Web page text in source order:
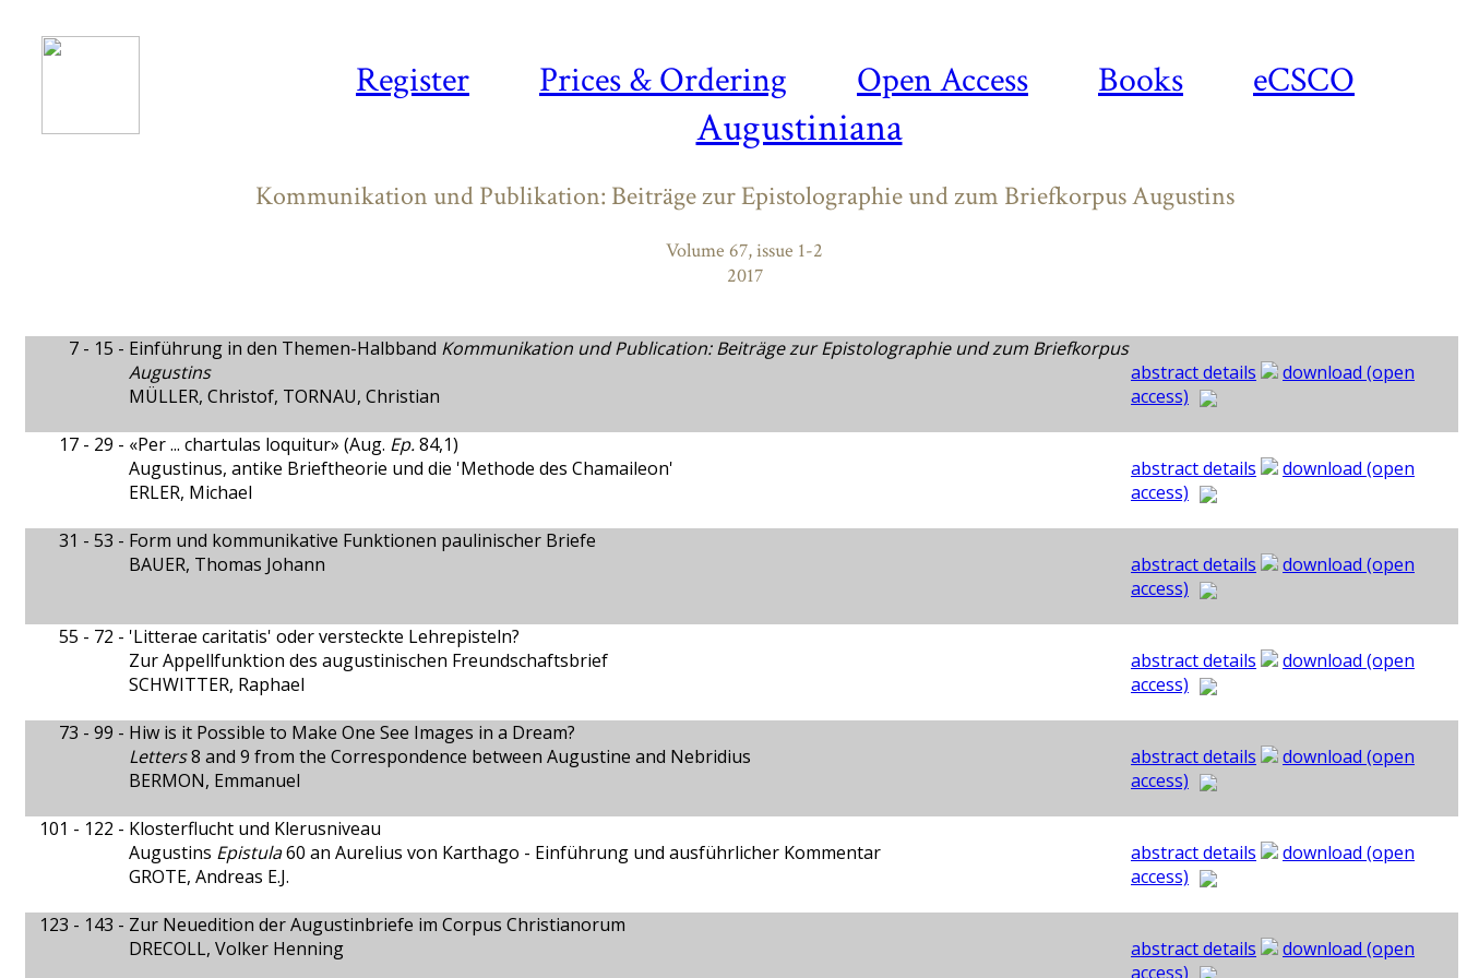
Register Prices & Ordering Open Access Books eCSCO
Augustiniana
Kommunikation und Publikation: Beiträge zur Epistolographie und zum Briefkorpus Augustins
Volume 67, issue 1-2
2017
7 - 15 - Einführung in den Themen-Halbband Kommunikation und Publication: Beiträge zur Epistolographie und zum Briefkorpus
Augustins
MÜLLER, Christof, TORNAU, Christian
abstract details
download (open
access)
17 - 29 - «Per ... chartulas loquitur» (Aug. Ep.84,1)
Augustinus, antike Brieftheorie und die 'Methode des Chamaileon'
ERLER, Michael
abstract details
download (open
access)
31 - 53 - Form und kommunikative Funktionen paulinischer Briefe
BAUER, Thomas Johann
abstract details
download (open
access)
55 - 72 - 'Litterae caritatis' oder versteckte Lehrepisteln?
Zur Appellfunktion des augustinischen Freundschaftsbrief
SCHWITTER, Raphael
abstract details
download (open
access)
73 - 99 - Hiw is it Possible to Make One See Images in a Dream?
Letters8 and 9 from the Correspondence between Augustine and Nebridius
BERMON, Emmanuel
abstract details
download (open
access)
101 - 122 - Klosterflucht und Klerusniveau
Augustins Epistula60 an Aurelius von Karthago - Einführung und ausführlicher Kommentar
GROTE, Andreas E.J.
abstract details
download (open
access)
123 - 143 - Zur Neuedition der Augustinbriefe im Corpus Christianorum
DRECOLL, Volker Henning
abstract details
download (open
access)